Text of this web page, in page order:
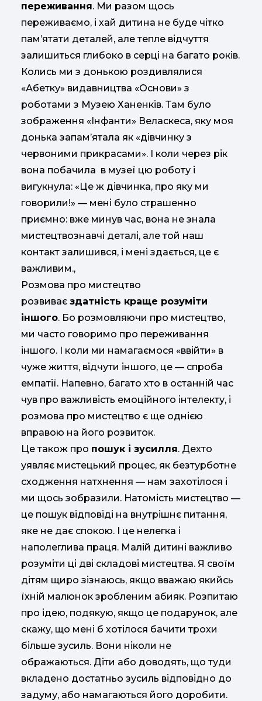
переживання. Ми разом щось
переживаємо, і хай дитина не буде чітко
пам’ятати деталей, але тепле відчуття
залишиться глибоко в серці на багато років.
Колись ми з донькою роздивлялися
«Абетку» видавництва «Основи» з
роботами з Музею Ханенків. Там було
зображення «Інфанти» Веласкеса, яку моя
донька запам’ятала як «дівчинку з
червоними прикрасами». І коли через рік
вона побачила в музеї цю роботу і
вигукнула: «Це ж дівчинка, про яку ми
говорили!» — мені було страшенно
приємно: вже минув час, вона не знала
мистецтвознавчі деталі, але той наш
контакт залишився, і мені здається, це є
важливим.,
Розмова про мистецтво
розвиває здатність краще розуміти
іншого. Бо розмовляючи про мистецтво,
ми часто говоримо про переживання
іншого. І коли ми намагаємося «ввійти» в
чуже життя, відчути іншого, це — спроба
емпатії. Напевно, багато хто в останній час
чув про важливість емоційного інтелекту, і
розмова про мистецтво є ще однією
вправою на його розвиток.
Це також про пошук і зусилля. Дехто
уявляє мистецький процес, як безтурботне
сходження натхнення — нам захотілося і
ми щось зобразили. Натомість мистецтво —
це пошук відповіді на внутрішнє питання,
яке не дає спокою. І це нелегка і
наполеглива праця. Малій дитині важливо
розуміти ці дві складові мистецтва. Я своїм
дітям щиро зізнаюсь, якщо вважаю якийсь
їхній малюнок зробленим абияк. Розпитаю
про ідею, подякую, якщо це подарунок, але
скажу, що мені б хотілося бачити трохи
більше зусиль. Вони ніколи не
ображаються. Діти або доводять, що туди
вкладено достатньо зусиль відповідно до
задуму, або намагаються його доробити.